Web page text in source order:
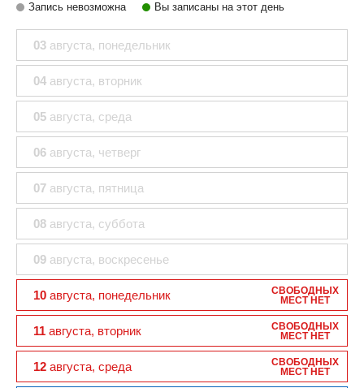
Запись невозможна
Вы записаны на этот день
03 августа, понедельник
04 августа, вторник
05 августа, среда
06 августа, четверг
07 августа, пятница
08 августа, суббота
09 августа, воскресенье
10 августа, понедельник
СВОБОДНЫХ
МЕСТ НЕТ
11 августа, вторник
СВОБОДНЫХ
МЕСТ НЕТ
12 августа, среда
СВОБОДНЫХ
МЕСТ НЕТ